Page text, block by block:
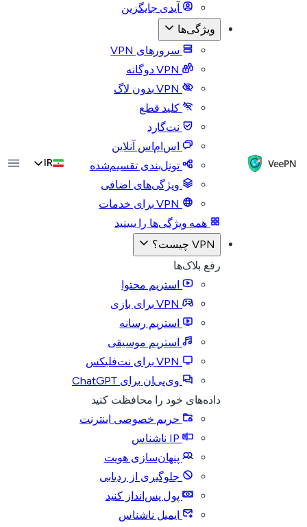
آیدی جایگزین
ویژگی‌ها
سرورهای VPN
VPN دوگانه
VPN بدون لاگ
کلید قطع
نت‌گارد
اس‌ام‌اس آنلاین
تونل‌بندی تقسیم‌شده
ویژگی‌های اضافی
VPN برای خدمات
همه ویژگی‌ها را ببینید
VPN چیست؟
رفع بلاک‌ها
استریم محتوا
VPN برای بازی
استریم رسانه
استریم موسیقی
VPN برای نت‌فلیکس
وی‌پی‌ان برای ChatGPT
داده‌های خود را محافظت کنید
حریم خصوصی اینترنت
IP ناشناس
پنهان‌سازی هویت
جلوگیری از ردیابی
پول پس‌انداز کنید
ایمیل ناشناس
IR